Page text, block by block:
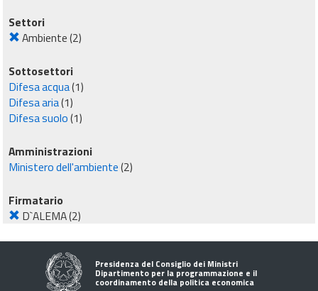
Settori
Ambiente(2)
Sottosettori
Difesa acqua(1)
Difesa aria(1)
Difesa suolo(1)
Amministrazioni
Ministero dell'ambiente(2)
Firmatario
D`ALEMA(2)
Presidenza del Consiglio dei Ministri
Dipartimento per la programmazione e il
coordinamento della politica economica